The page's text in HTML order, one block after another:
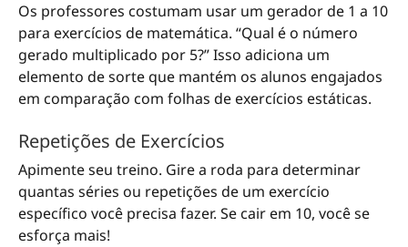
Os professores costumam usar um gerador de 1 a 10
para exercícios de matemática. “Qual é o número
gerado multiplicado por 5?” Isso adiciona um
elemento de sorte que mantém os alunos engajados
em comparação com folhas de exercícios estáticas.
Repetições de Exercícios
Apimente seu treino. Gire a roda para determinar
quantas séries ou repetições de um exercício
específico você precisa fazer. Se cair em 10, você se
esforça mais!